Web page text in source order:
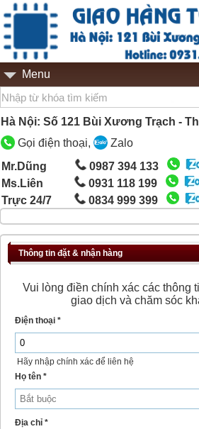
Menu
Hà Nội: Số 121 Bùi Xương Trạch -
Gọi điện thoại,
Zalo
Mr.Dũng
0987 394 133
Ms.Liên
0931 118 199
Trực 24/7
0834 999 399
Thông tin đặt & nhận hàng
Vui lòng điền chính xác các thông
giao dịch và chăm sóc
Điện thoại *
Hãy nhập chính xác để liên hệ
Họ tên *
Địa chỉ *